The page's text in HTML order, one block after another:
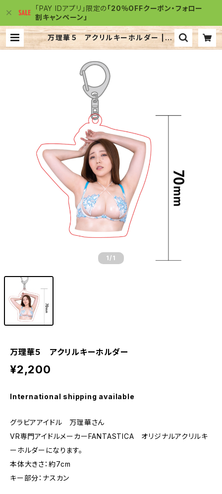
「PAY IDアプリ」限定の 「20％OFFクーポン・フォロー
割キャンペーン」
万理華５ アクリルキーホルダー | ア
クリルJACK
1 /1
万理華５ アクリルキーホルダー
¥2,200
International shipping available
グラビアアイドル 万理華さん
VR専門アイドルメーカーFANTASTICA オリジナルアクリルキ
ーホルダーになります。
本体大きさ：約7cm
キー部分：ナスカン